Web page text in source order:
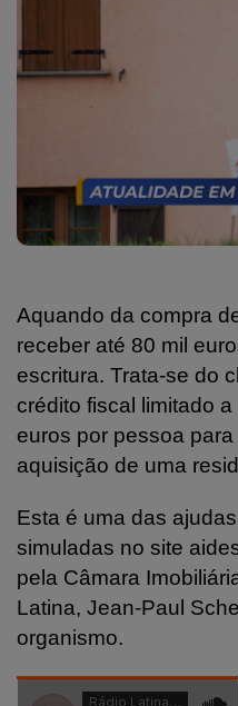
Aquando da compra
receber até 80 mil
escritura. Trata-se do
crédito fiscal limitado
euros por pessoa
aquisição de uma
Esta é uma das
simuladas no site
pela Câmara
Latina, Jean-Paul
organismo.